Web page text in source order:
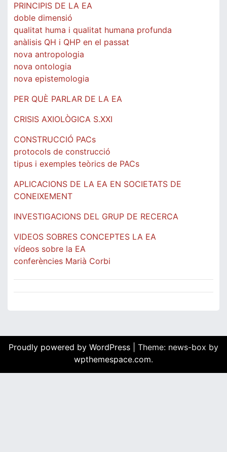
PRINCIPIS DE LA EA
doble dimensió
qualitat huma i qualitat humana profunda
anàlisis QH i QHP en el passat
nova antropologia
nova ontologia
nova epistemologia
PER QUÈ PARLAR DE LA EA
CRISIS AXIOLÒGICA S.XXI
CONSTRUCCIÓ PACs
protocols de construcció
tipus i exemples teòrics de PACs
APLICACIONS DE LA EA EN SOCIETATS DE
CONEIXEMENT
INVESTIGACIONS DEL GRUP DE RECERCA
VIDEOS SOBRES CONCEPTES LA EA
vídeos sobre la EA
conferències Marià Corbi
Proudly powered by WordPress
Theme: news-box by
wpthemespace.com.